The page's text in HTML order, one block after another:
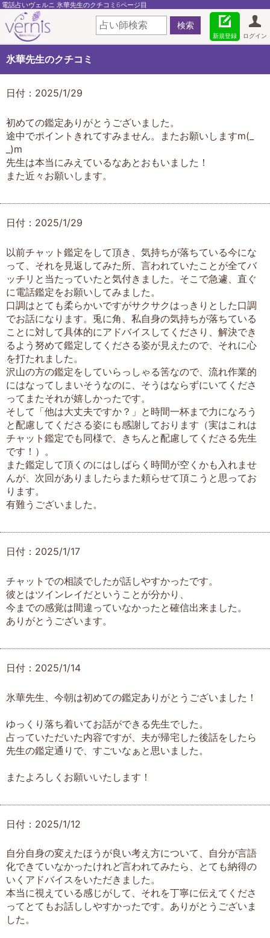
電話占いヴェルニ 氷華先生のクチコミ6ページ目
ログイン
新規登録
氷華先生のクチコミ
日付：2025/1/29
初めての鑑定ありがとうございました。
途中でポイントきれてすみません。またお願いしますm(_
_)m
先生は本当にみえているなあとおもいました！
また近々お願いします。
日付：2025/1/29
以前チャット鑑定をして頂き、気持ちが落ちている今にな
って、それを見返してみた所、言われていたことが全てバ
ッチリと当たっていたと気付きました。そこで急遽、直ぐ
に電話鑑定をお願いしてみました。
口調はとても柔らかいですがサクサクはっきりとした口調
でお話になります。兎に角、私自身の気持ちが落ちている
ことに対して具体的にアドバイスしてくださり、解決でき
るよう努めて鑑定してくださる姿が見えたので、それに心
を打たれました。
沢山の方の鑑定をしていらっしゃる筈なので、流れ作業的
にはなってしまいそうなのに、そうはならずにいてくださ
ってまたそれが嬉しかったです。
そして「他は大丈夫ですか？」と時間一杯まで力になろう
と配慮してくださる姿にも感謝しております（実はこれは
チャット鑑定でも同様で、きちんと配慮してくださる先生
です！）。
また鑑定して頂くのにはしばらく時間が空くかも入れませ
んが、次回がありましたらまた頼らせて頂こうと思ってお
ります。
有難うございました。
日付：2025/1/17
チャットでの相談でしたが話しやすかったです。
彼とはツインレイだということが分かり、
今までの感覚は間違っていなかったと確信出来ました。
ありがとうございます。
日付：2025/1/14
氷華先生、今朝は初めての鑑定ありがとうございました！
ゆっくり落ち着いてお話ができる先生でした。
占っていただいた内容ですが、夫が帰宅した後話をしたら
先生の鑑定通りで、すごいなぁと思いました。
またよろしくお願いいたします！
日付：2025/1/12
自分自身の変えたほうが良い考え方について、自分が言語
化できていなかったけれど言われてみたら、とても納得の
いくアドバイスをいただきました。
本当に視えている感じがして、それを丁寧に伝えてくださ
ってとてもお話ししやすかったです。ありがとうございま
した。